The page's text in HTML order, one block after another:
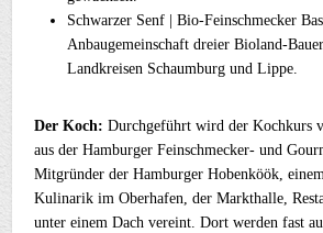
Schwarzer Senf | Bio-Feinschmecker
Anbaugemeinschaft dreier Bioland-
Landkreisen Schaumburg und Lippe.
Der Koch: Durchgeführt wird der Kochkurs
aus der Hamburger Feinschmecker- und
Mitgründer der Hamburger Hobenköök,
Kulinarik im Oberhafen, der Markthalle,
unter einem Dach vereint. Dort werden fast